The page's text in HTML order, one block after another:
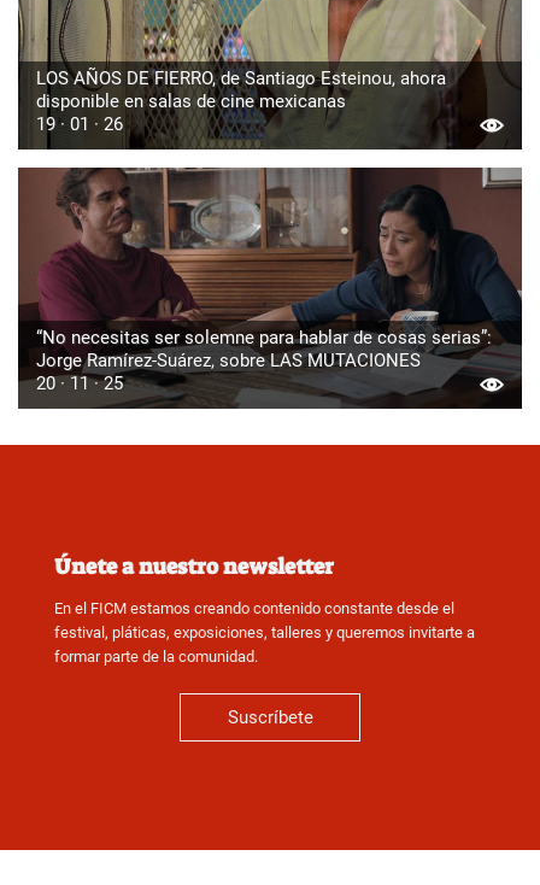
LOS AÑOS DE FIERRO, de Santiago Esteinou, ahora
disponible en salas de cine mexicanas
19 · 01 · 26
“No necesitas ser solemne para hablar de cosas serias”:
Jorge Ramírez-Suárez, sobre LAS MUTACIONES
20 · 11 · 25
Únete a nuestro newsletter
En el FICM estamos creando contenido constante desde el
festival, pláticas, exposiciones, talleres y queremos invitarte a
formar parte de la comunidad.
Suscríbete